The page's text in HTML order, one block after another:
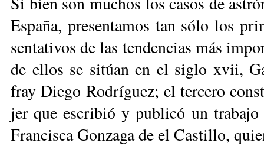
Es­pa­ña, pre­sen­ta­mos tan sólo los
sen­ta­ti­vos de las ten­den­cias más
de ellos se si­túan en el si­glo xvii,
fray Die­go Ro­drí­guez; el ter­ce­ro
jer que es­cri­bió y pu­bli­có un
Fran­cis­ca Gon­za­ga de el Cas­ti­llo,